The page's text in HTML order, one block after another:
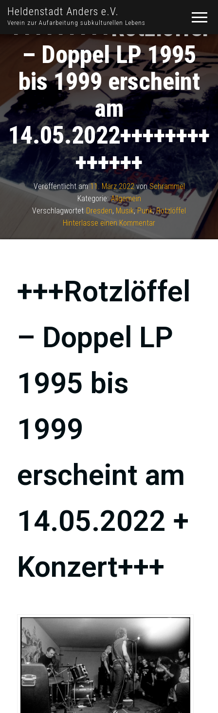
Heldenstadt Anders e.V.
Verein zur Aufarbeitung subkulturellen Lebens
+++++++++Rotzlöffel
– Doppel LP 1995
bis 1999 erscheint
am
14.05.2022++++++++
++++++
Veröffentlicht am11. März 2022von Schrammel
Kategorie: Allgemein
Verschlagwortet Dresden, Musik,Punk,Rotzlöffel
Hinterlasse einen Kommentar
+++Rotzlöffel
– Doppel LP
1995 bis
1999
erscheint am
14.05.2022 +
Konzert+++